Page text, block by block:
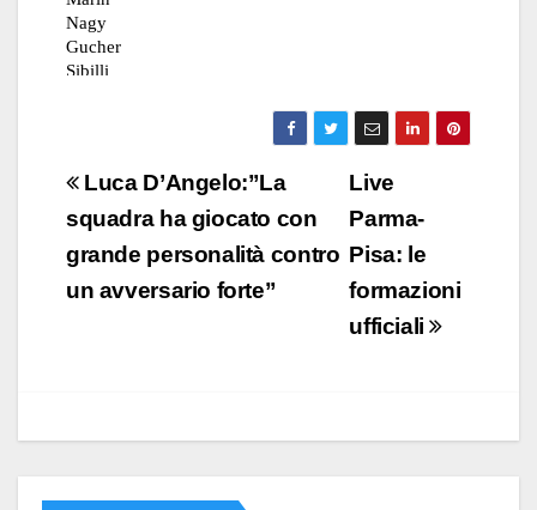
Navigazione
articoli
Live
Parma-
Pisa: le
formazioni
ufficiali
Luca D’Angelo:”La
squadra ha giocato con
grande personalità contro
un avversario forte”